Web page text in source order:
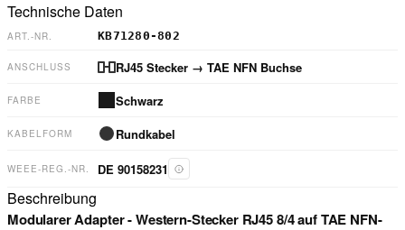
Technische Daten
ART.-NR. KB71280-802
ANSCHLUSS RJ45 Stecker → TAE NFN Buchse
FARBE Schwarz
KABELFORM Rundkabel
WEEE-REG.-NR. DE 90158231
Beschreibung
Modularer Adapter - Western-Stecker RJ45 8/4 auf TAE NFN-